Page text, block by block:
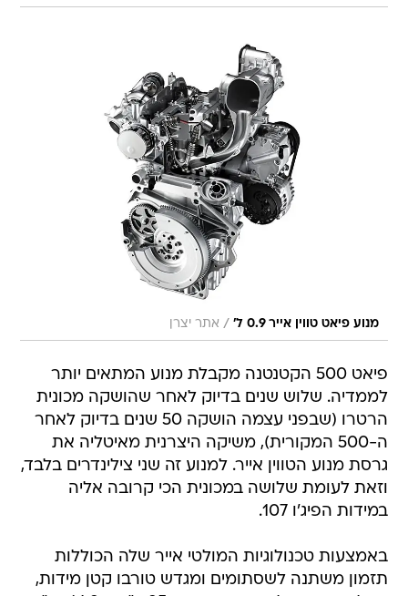
מנוע פיאט טווין אייר 0.9 ל' / אתר יצרן
פיאט 500 הקטנטנה מקבלת מנוע המתאים יותר
לממדיה. שלוש שנים בדיוק לאחר שהושקה מכונית
הרטרו (שבפני עצמה הושקה 50 שנים בדיוק לאחר
ה-500 המקורית), משיקה היצרנית מאיטליה את
גרסת מנוע הטווין אייר. למנוע זה שני צילינדרים בלבד,
וזאת לעומת שלושה במכונית הכי קרובה אליה
במידות הפיג'ו 107.
באמצעות טכנולוגיות המולטי אייר שלה הכוללות
תזמון משתנה לשסתומים ומגדש טורבו קטן מידות,